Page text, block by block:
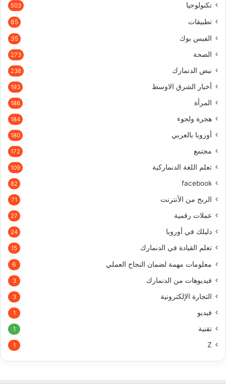
تكنولوجيا 503
تطبيقات 85
الفيس بوك 35
الصحة 273
نبض الدنمارك 238
أخبار الشرق الاوسط 193
المرأة 186
هجرة ولجوء 184
أوروبا بالعربي 180
مجتمع 172
تعلم اللغة الدنماركية 109
facebook
82
الربح من الأنترنت 71
عملات رقمية 27
دليلك في أوروبا 24
تعلم القيادة في الدنمارك 15
معلومات مهمة لضمان النجاح العملي 6
فيديوهات من الدنمارك 3
التجارة الإلكترونية 3
فيديو 1
تقنية 1
Z
1